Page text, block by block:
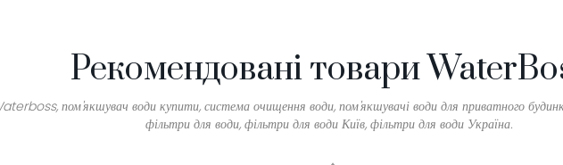
Рекомендовані товари
пом'якшувач води купити, система очищення води, пом'якшувачі води для приватного
фільтри для води, фільтри для води Київ, фільтри для води Україна.